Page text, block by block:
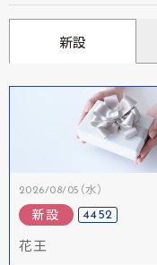
新設
2026/08/05（水）
新設 4452
花王